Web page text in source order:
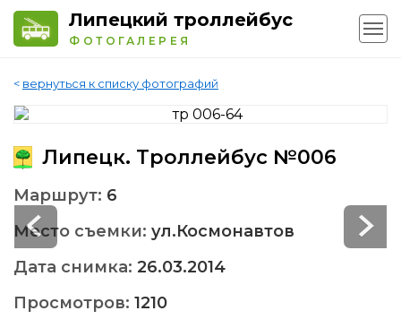
Липецкий троллейбус
ФОТОГАЛЕРЕЯ
< вернуться к списку фотографий
Липецк. Троллейбус №006
Маршрут: 6
Место съемки: ул.Космонавтов
Дата снимка: 26.03.2014
Просмотров: 1210